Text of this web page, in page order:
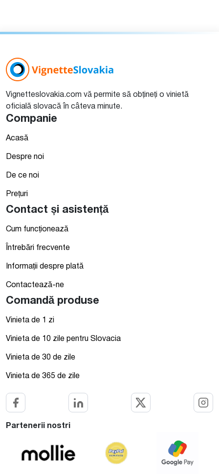
Vignetteslovakia.com vă permite să obțineți o vinietă
oficială slovacă în câteva minute.
Companie
Acasă
Despre noi
De ce noi
Prețuri
Contact și asistență
Cum funcționează
Întrebări frecvente
Informații despre plată
Contactează-ne
Comandă produse
Vinieta de 1 zi
Vinieta de 10 zile pentru Slovacia
Vinieta de 30 de zile
Vinieta de 365 de zile
Partenerii nostri